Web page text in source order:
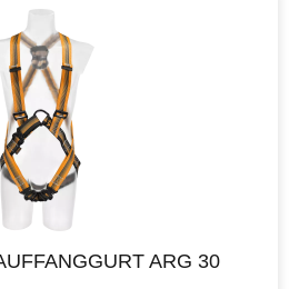
ARG 30